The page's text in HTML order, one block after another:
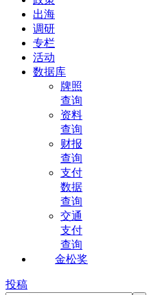
出海
调研
专栏
活动
数据库
牌照
查询
资料
查询
财报
查询
支付
数据
查询
交通
支付
查询
金松奖
投稿